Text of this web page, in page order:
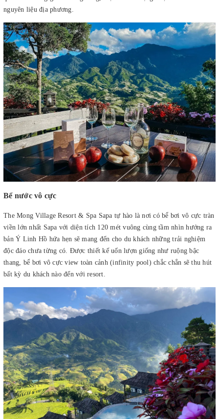
nguyên liệu địa phương.
Bể nước vô cực
The Mong Village Resort & Spa Sapa tự hào là nơi có bể bơi vô cực tràn
viền lớn nhất Sapa với diện tích 120 mét vuông cùng tầm nhìn hướng ra
bản Ý Linh Hồ hứa hẹn sẽ mang đến cho du khách những trải nghiệm
độc đáo chưa từng có. Được thiết kế uốn lượn giống như ruộng bậc
thang, bể bơi vô cực view toàn cảnh (infinity pool) chắc chắn sẽ thu hút
bất kỳ du khách nào đến với resort.